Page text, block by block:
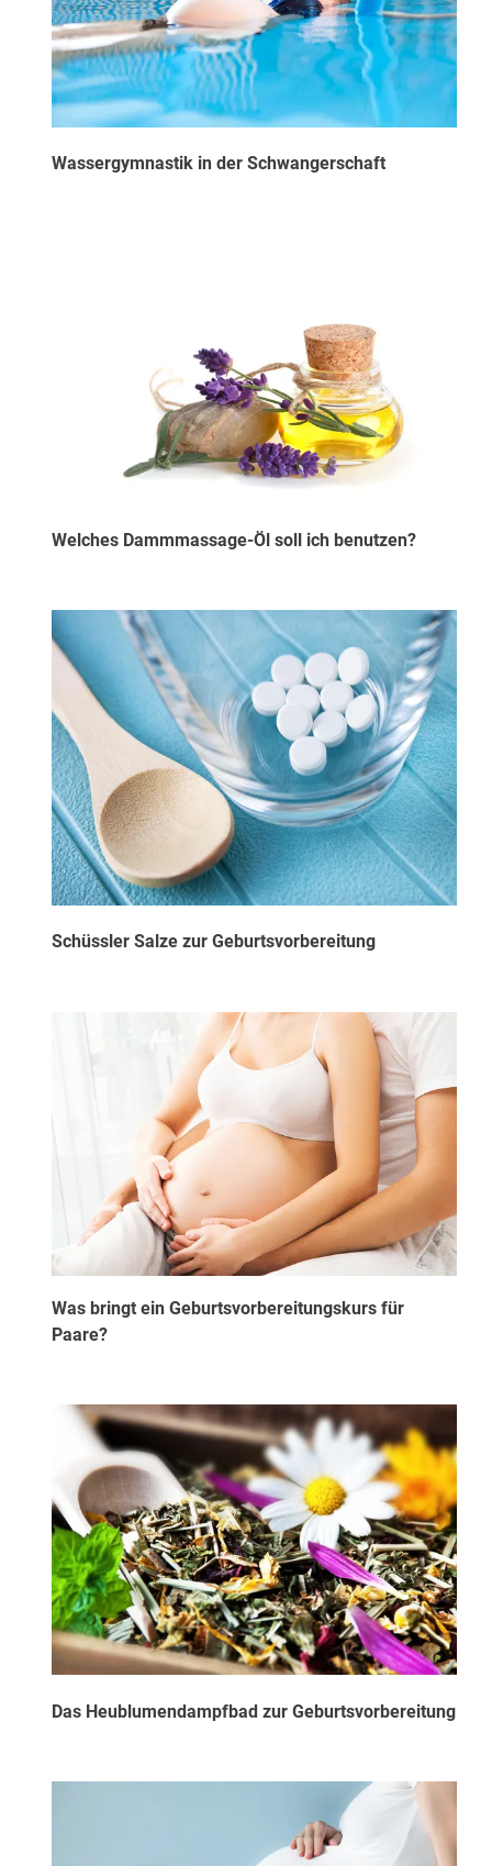
Wassergymnastik in der Schwangerschaft
Welches Dammmassage-Öl soll ich benutzen?
Schüssler Salze zur Geburtsvorbereitung
Was bringt ein Geburtsvorbereitungskurs für
Paare?
Das Heublumendampfbad zur Geburtsvorbereitung